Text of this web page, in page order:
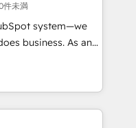
in the UK, USA,
Singapore, and
件未満
system—we
business. As an
solutions that
efficiency,
HubSpot. What